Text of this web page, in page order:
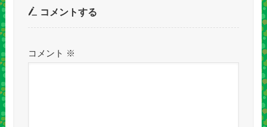
コメントする
コメント ※